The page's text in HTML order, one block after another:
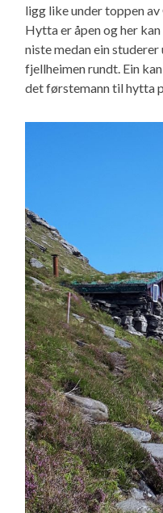
ligg like under toppen
Hytta er åpen og her
niste medan ein
fjellheimen rundt. Ein
det førstemann til hytta